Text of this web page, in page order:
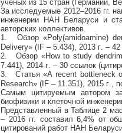
ученых из 15 стран (Германии,
За исследуемые 2012–2016 гг.
инженерии НАН Беларуси и
авторских коллективов.
1.
Обзор «Poly(amidoamine)
Delivery» (IF – 5.434), 2013 г. – 42
2.
Обзор«How to study
7.441), 2014 г. – 30 ссылок (
3.
Статья «A recent bottleneck
Research» (IF – 11.351), 2015 г.,
Самым цитируемым автором за
биофизики и клеточной
Представленный в Таблице 2
– 2016 гг. составил 6,4% от
цитирований работ НАН